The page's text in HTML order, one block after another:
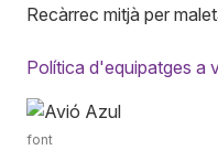
Recàrrec mitjà per
Política d'equipatges a
font